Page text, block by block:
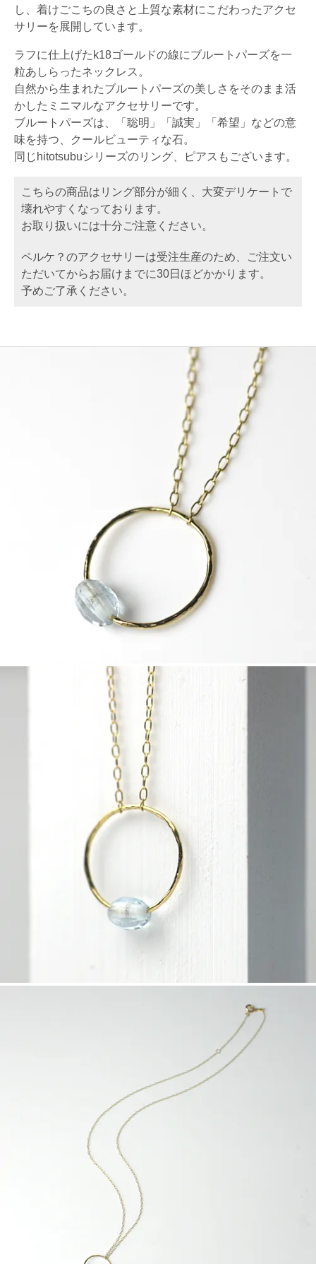
し、着けごこちの良さと上質な素材にこだわったアクセ
サリーを展開しています。
ラフに仕上げたk18ゴールドの線にブルートパーズを一
粒あしらったネックレス。
自然から生まれたブルートパーズの美しさをそのまま活
かしたミニマルなアクセサリーです。
ブルートパーズは、「聡明」「誠実」「希望」などの意
味を持つ、クールビューティな石。
同じhitotsubuシリーズのリング、ピアスもございます。
こちらの商品はリング部分が細く、大変デリケートで
壊れやすくなっております。
お取り扱いには十分ご注意ください。
ペルケ？のアクセサリーは受注生産のため、ご注文い
ただいてからお届けまでに30日ほどかかります。
予めご了承ください。